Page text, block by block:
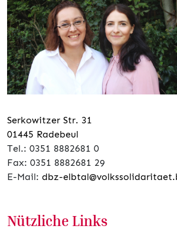
Serkowitzer Str. 31
01445 Radebeul
Tel.: 0351 8882681 0
Fax: 0351 8882681 29
E-Mail: dbz-
Nützliche Links